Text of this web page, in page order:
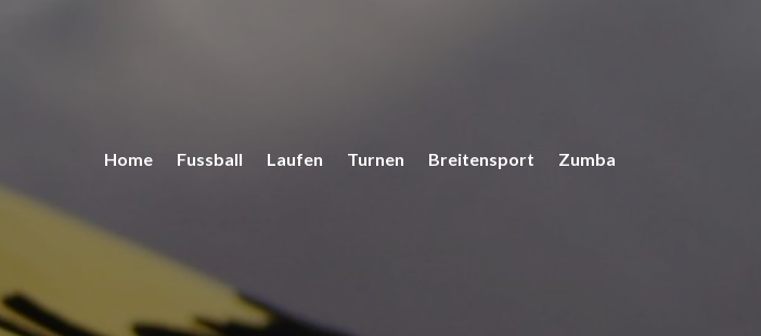
Home Fussball Laufen Turnen Breitensport Zumba